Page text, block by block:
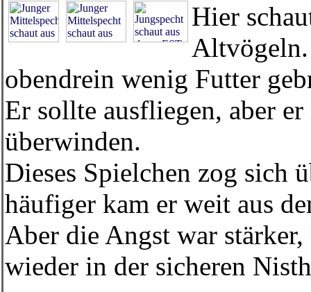
Hier
Altvögeln.
obendrein wenig Futter
Er sollte ausfliegen, aber
überwinden.
Dieses Spielchen zog sich
häufiger kam er weit aus
Aber die Angst war
wieder in der sicheren